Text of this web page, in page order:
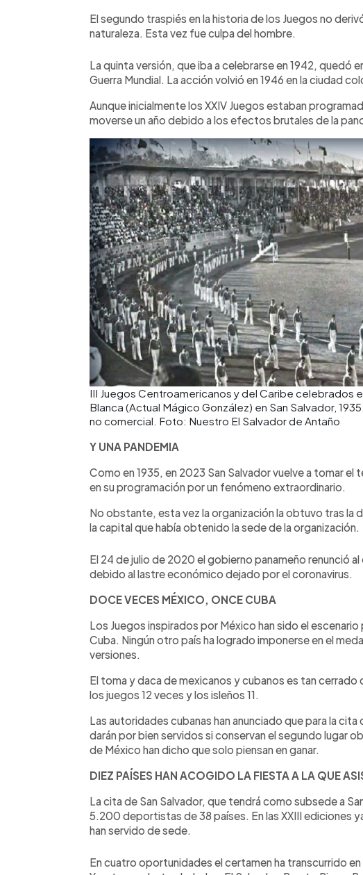
El segundo traspiés en la historia de los Juegos no
naturaleza. Esta vez fue culpa del hombre.
La quinta versión, que iba a celebrarse en 1942, quedó
Guerra Mundial. La acción volvió en 1946 en la ciudad
Aunque inicialmente los XXIV Juegos estaban
moverse un año debido a los efectos brutales de la
III Juegos Centroamericanos y del Caribe celebrados
Blanca (Actual Mágico González) en San Salvador,
no comercial. Foto: Nuestro El Salvador de Antaño
Y UNA PANDEMIA
Como en 1935, en 2023 San Salvador vuelve a tomar
en su programación por un fenómeno extraordinario.
No obstante, esta vez la organización la obtuvo tras la
la capital que había obtenido la sede de la organización.
El 24 de julio de 2020 el gobierno panameño renunció
debido al lastre económico dejado por el coronavirus.
DOCE VECES MÉXICO, ONCE CUBA
Los Juegos inspirados por México han sido el
Cuba. Ningún otro país ha logrado imponerse en el
versiones.
El toma y daca de mexicanos y cubanos es tan
los juegos 12 veces y los isleños 11.
Las autoridades cubanas han anunciado que para la
darán por bien servidos si conservan el segundo lugar
de México han dicho que solo piensan en ganar.
DIEZ PAÍSES HAN ACOGIDO LA FIESTA A LA QUE
La cita de San Salvador, que tendrá como subsede a
5.200 deportistas de 38 países. En las XXIII ediciones
han servido de sede.
En cuatro oportunidades el certamen ha transcurrido